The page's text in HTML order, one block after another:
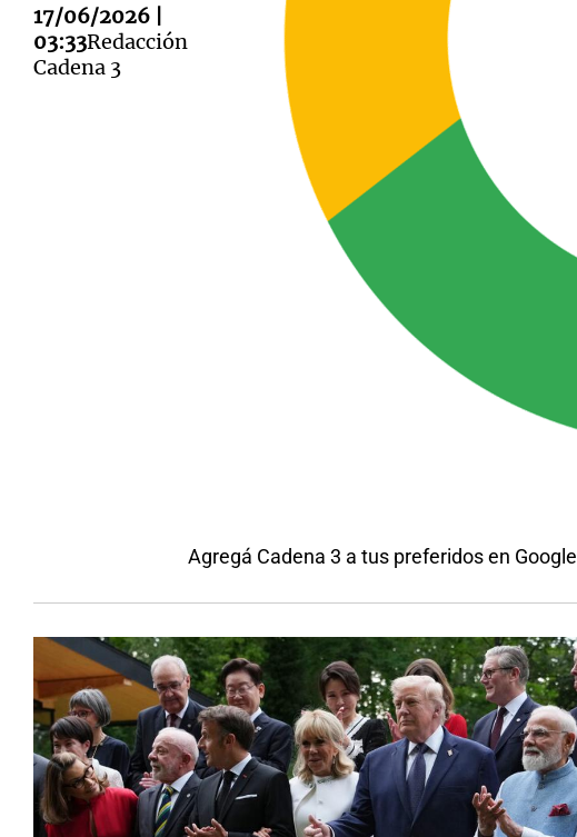
17/06/2026 |
03:33Redacción
Cadena 3
Agregá Cadena 3 a tus preferidos en Google